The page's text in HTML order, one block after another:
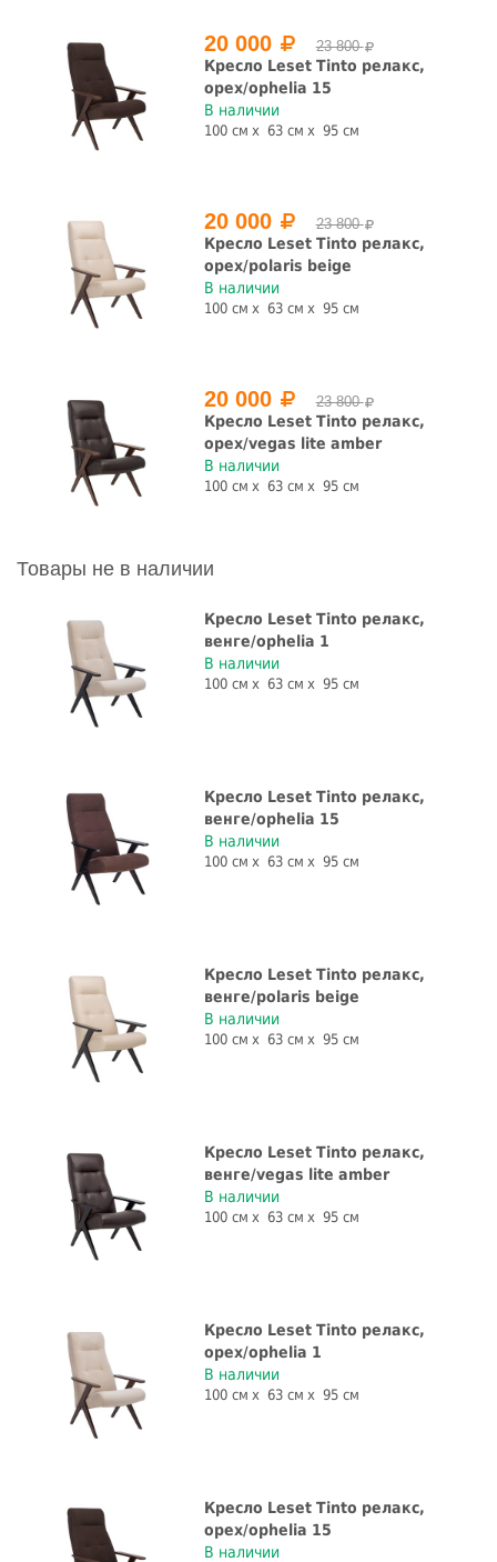
20 000 23 800
Кресло Leset Tinto релакс,
орех/ophelia 15
В наличии
100 см 63 см 95 см
20 000 23 800
Кресло Leset Tinto релакс,
орех/polaris beige
В наличии
100 см 63 см 95 см
20 000 23 800
Кресло Leset Tinto релакс,
орех/vegas lite amber
В наличии
100 см 63 см 95 см
Товары не в наличии
Кресло Leset Tinto релакс,
венге/ophelia 1
В наличии
100 см 63 см 95 см
Кресло Leset Tinto релакс,
венге/ophelia 15
В наличии
100 см 63 см 95 см
Кресло Leset Tinto релакс,
венге/polaris beige
В наличии
100 см 63 см 95 см
Кресло Leset Tinto релакс,
венге/vegas lite amber
В наличии
100 см 63 см 95 см
Кресло Leset Tinto релакс,
орех/ophelia 1
В наличии
100 см 63 см 95 см
Кресло Leset Tinto релакс,
орех/ophelia 15
В наличии